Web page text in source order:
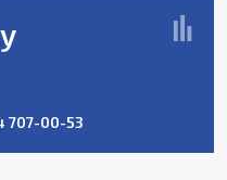
707-00-53